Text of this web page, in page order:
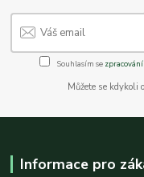
Souhlasím se
Můžete se
Informace pro